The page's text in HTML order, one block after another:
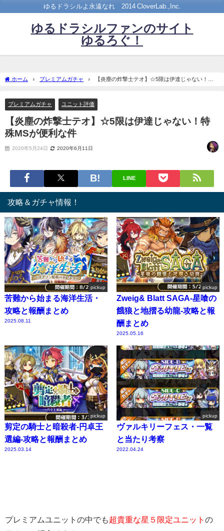
ゆるドラシルよ永遠なれ©2014 CloverLab.,Inc.
ゆるドラシルファンのサイト
ゆるろぐ！
ホーム プレミアムガチャ
【炎塵の炸撃士テオ】☆5限は伊達じゃない！特
プレミアムガチャ ユニット評価
【炎塵の炸撃士テオ】☆5限は伊達じゃない！特
殊MSが便利な件
2020年5月24日 2020年6月11日
LINE
攻略＆ガチャ情報！
pickup
苦難から始まる海洋生活・
攻略と報酬まとめ
2025.08.11
pickup
Zweig& Blatt SAGA-星喰の
餓狼と地摺る幼龍-攻略と報
酬まとめ
2025.05.16
pickup
剪定の騎士と暗殺者-円卓王
選編-攻略と報酬まとめ
2025.03.14
pickup
ヴァルキリーフェス・一覧
と当たり考察
2022.04.24
プレミアムユニットの中でも超貴重な星５限定ユニット の